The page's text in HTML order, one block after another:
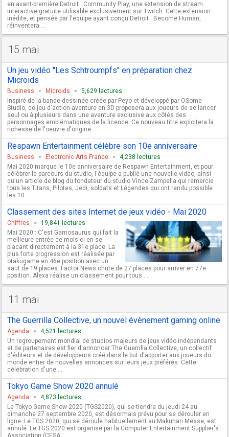
en avant-première Detroit : Community Play, une extension de stream
interactive gratuite utilisable exclusivement sur Twitch. Cette extension
inédite, et pensée par l'équipe ayant conçu Detroit : Become Human,
réinventera ...
15 mai
Un jeu vidéo ''Les Schtroumpfs'' en préparation chez
Microids
Business Microids
5,629 lectures
Inspiré de la bande-dessinée créée par Peyo et développé par OSome
Studio, ce jeu d'action-aventure en 3D proposera aux joueurs de se lancer
seul ou à plusieurs dans une aventure exclusive aux côtés des
personnages emblématiques de la licence. Ce nouveau titre exploitera la
richesse de l'oeuvre d'origine ...
Respawn Entertainment célèbre son 10e anniversaire
Business Electronic Arts France
4,238 lectures
Mai 2020 marque le 10e anniversaire de Respawn Entertainment, et pour
célébrer le parcours du studio, l'équipe a publié une nouvelle vidéo, ainsi
qu'un article de blog du fondateur du studio Vince Zampella qui remercie
tous les Titans, Pilotes, Jedi, soldats et Légendes qui ont rendu possible
les 10 ...
Classement des sites Internet de jeux vidéo - Mai 2020
Chiffres
19,841 lectures
Mai 2020 : C'est Gamosaurus qui fait la
meilleure entrée ce mois-ci en se
placant directement à la 31e place. La
plus forte progression est réalisée par
otakugame en 46e position avec un
saut de 19 places. Factor News chute de 27 places pour arriver en 77e
position. Alexa réalise un classement pour tous ...
11 mai
The Guerrilla Collective, un nouvel évènement gaming online
Agenda
4,521 lectures
Un regroupement mondial de studios majeurs de jeux vidéo indépendants
et de partenaires est fier d'annoncer The Guerrilla Collective, un collectif
d'éditeurs et de développeurs créé dans le but d'apporter aux joueurs du
monde entier de nouvelles annonces sur leurs jeux préférés. Cette
célébration d'une ...
Tokyo Game Show 2020 annulé
Agenda
4,873 lectures
Le Tokyo Game Show 2020 (TGS2020), qui se tiendra du jeudi 24 au
dimanche 27 septembre 2020, est désormais prévu pour se dérouler en
ligne. Le TGS 2020, qui se déroule habituellement au Makuhari Messe, est
annulé. Le TGS 2020 est organisé par la Computer Entertainment Supplier's
Association (CESA, ...